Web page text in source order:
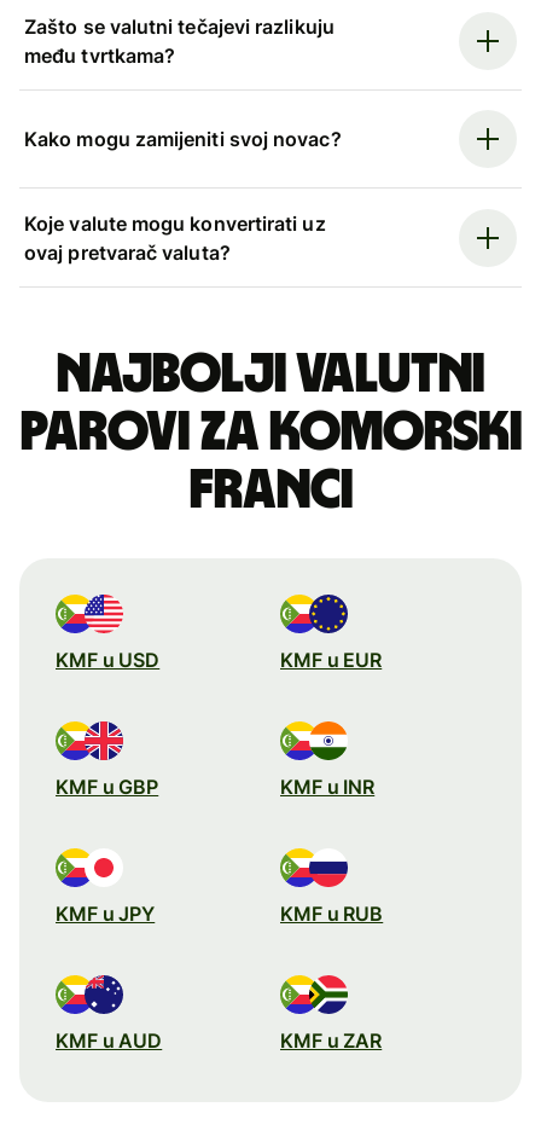
Zašto se valutni tečajevi razlikuju
među tvrtkama?
Kako mogu zamijeniti svoj novac?
Koje valute mogu konvertirati uz
ovaj pretvarač valuta?
Najbolji valutni
parovi za komorski
franci
KMF u USD KMF u EUR
KMF u GBP KMF u INR
KMF u JPY KMF u RUB
KMF u AUD KMF u ZAR